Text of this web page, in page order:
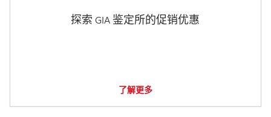
探索 GIA 鉴定所的促销优惠
了解更多